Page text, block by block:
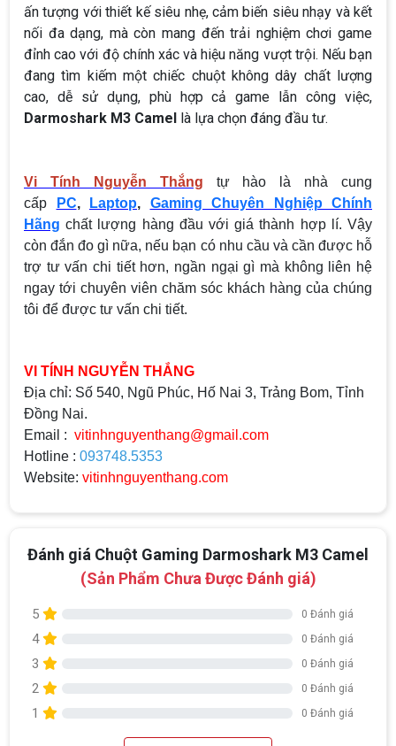
ấn tượng với thiết kế siêu nhẹ, cảm biến siêu nhạy và kết
nối đa dạng, mà còn mang đến trải nghiệm chơi game
đỉnh cao với độ chính xác và hiệu năng vượt trội. Nếu bạn
đang tìm kiếm một chiếc chuột không dây chất lượng
cao, dễ sử dụng, phù hợp cả game lẫn công việc,
Darmoshark M3 Camel là lựa chọn đáng đầu tư.
Vi Tính Nguyễn Thắng tự hào là nhà cung
cấp
PC, Laptop, Gaming Chuyên Nghiệp Chính
Hãng chất lượng hàng đầu với giá thành hợp lí. Vậy
còn đắn đo gì nữa, nếu bạn có nhu cầu và cần được hỗ
trợ tư vấn chi tiết hơn, ngần ngại gì mà không liên hệ
ngay tới chuyên viên chăm sóc khách hàng của chúng
tôi để được tư vấn chi tiết.
VI TÍNH NGUYỄN THẮNG
Địa chỉ: Số 540, Ngũ Phúc, Hố Nai 3, Trảng Bom, Tỉnh
Đồng Nai.
Email : vitinhnguyenthang@gmail.com
Hotline : 093748.5353
Website: vitinhnguyenthang.com
Đánh giá Chuột Gaming Darmoshark M3 Camel
(Sản Phẩm Chưa Được Đánh giá)
5 0 Đánh giá
4 0 Đánh giá
3 0 Đánh giá
2 0 Đánh giá
1 0 Đánh giá